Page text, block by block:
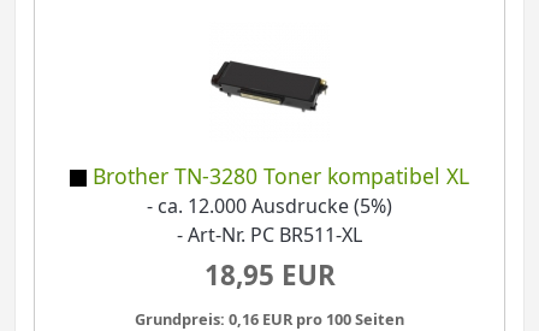
Brother TN-3280 Toner kompatibel XL
- ca. 12.000 Ausdrucke (5%)
- Art-Nr. PC BR511-XL
18,95 EUR
Grundpreis: 0,16 EUR pro 100 Seiten